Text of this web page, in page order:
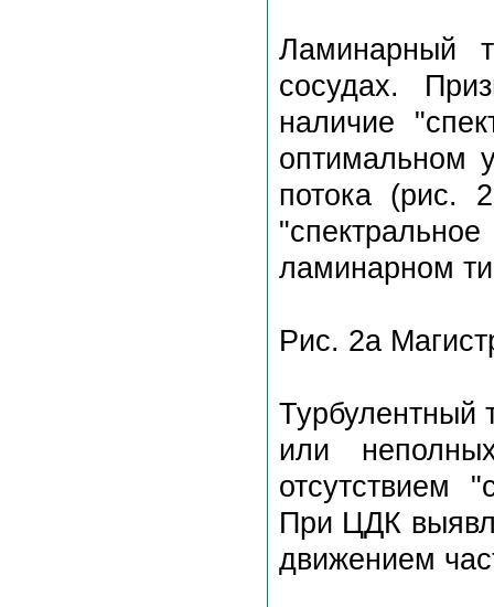
Ламинарный
сосудах.
наличие
оптимальном
потока (рис.
ламинарном
Рис. 2а
Турбулентный
или
отсутствием
При ЦДК
движением